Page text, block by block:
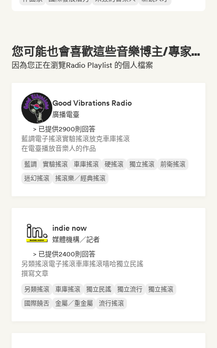
您可能也會喜歡這些音樂博主/專家...
因為您正在瀏覽Radio Playlist 的個人檔案
Good Vibrations Radio
廣播電臺
> 已提供2900則回答
藍調電子搖滾實驗搖滾放克車庫搖滾
在電臺播放音樂人的作品
藍調 實驗搖滾 車庫搖滾 硬搖滾 獨立搖滾
前衛搖滾
迷幻搖滾
搖滾樂／經典搖滾
indie now
媒體機構／記者
> 已提供2400則回答
另類搖滾電子搖滾車庫搖滾嘻哈獨立民謠
撰寫文章
另類搖滾 車庫搖滾 獨立民謠 獨立流行
獨立搖滾
國際饒舌
金屬／重金屬 流行搖滾